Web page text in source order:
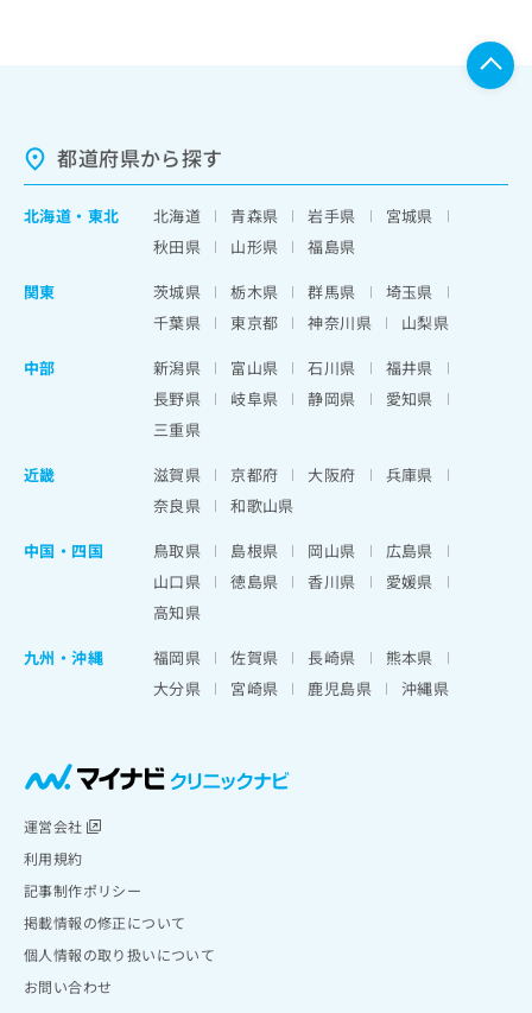
都道府県から探す
北海道 ・ 東北 北海道 青森県 岩手県
宮城県
秋田県
山形県
福島県
関東
茨城県 栃木県 群馬県
埼玉県
千葉県
東京都 神奈川県
山梨県
中部
新潟県 富山県 石川県
福井県
長野県
岐阜県 静岡県
愛知県
三重県
近畿
滋賀県 京都府 大阪府
兵庫県
奈良県
和歌山県
中国・四国
鳥取県 島根県 岡山県
広島県
山口県
徳島県 香川県
愛媛県
高知県
九州・沖縄
福岡県 佐賀県 長崎県
熊本県
大分県
宮崎県 鹿児島県 沖縄県
運営会社
利用規約
記事制作ポリシー
掲載情報の修正について
個人情報の取り扱いについて
お問い合わせ